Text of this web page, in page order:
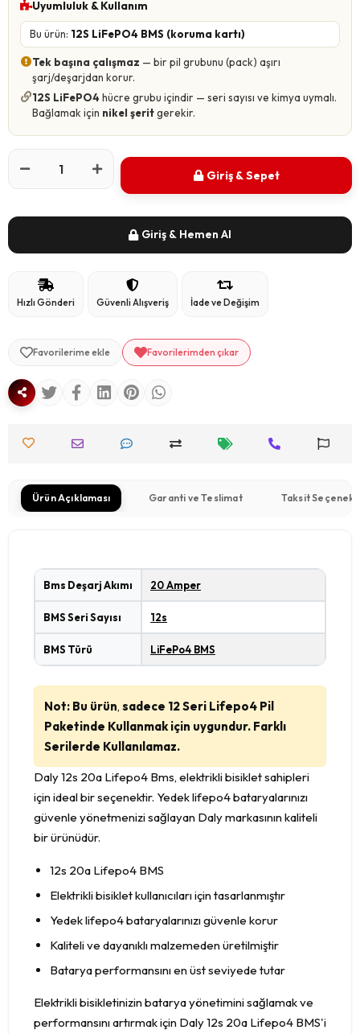
Uyumluluk & Kullanım
Bu ürün: 12S LiFePO4 BMS (koruma kartı)
Tek başına çalışmaz — bir pil grubunu (pack) aşırı
şarj/deşarjdan korur.
12S LiFePO4 hücre grubu içindir — seri sayısı ve kimya uymalı.
Bağlamak için nikel şeritgerekir.
Giriş & Sepet
Giriş & Hemen Al
Hızlı Gönderi Güvenli Alışveriş İade ve Değişim
Favorilerime ekle Favorilerimden çıkar
Ürün Açıklaması Garanti ve Teslimat Taksit
Bms Deşarj Akımı 20 Amper
BMS Seri Sayısı 12s
BMS Türü LiFePo4 BMS
Not: Bu ürün, sadece 12 Seri Lifepo4 Pil
Paketinde Kullanmak için uygundur. Farklı
Serilerde Kullanılamaz.
Daly 12s 20a Lifepo4 Bms, elektrikli bisiklet sahipleri
için ideal bir seçenektir. Yedek lifepo4 bataryalarınızı
güvenle yönetmenizi sağlayan Daly markasının kaliteli
bir ürünüdür.
12s 20a Lifepo4 BMS
Elektrikli bisiklet kullanıcıları için tasarlanmıştır
Yedek lifepo4 bataryalarınızı güvenle korur
Kaliteli ve dayanıklı malzemeden üretilmiştir
Batarya performansını en üst seviyede tutar
Elektrikli bisikletinizin batarya yönetimini sağlamak ve
performansını artırmak için Daly 12s 20a Lifepo4 BMS'i